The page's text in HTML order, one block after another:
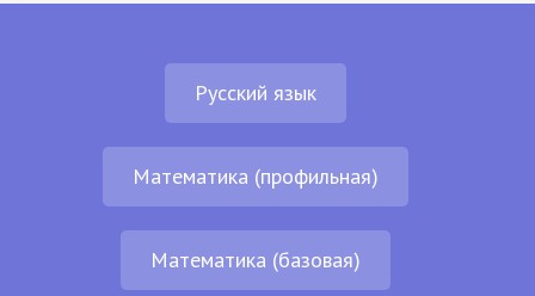
Русский язык
Математика (профильная)
Математика (базовая)